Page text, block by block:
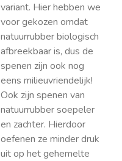
variant. Hier hebben we
voor gekozen omdat
natuurrubber biologisch
afbreekbaar is, dus de
spenen zijn ook nog
eens milieuvriendelijk!
Ook zijn spenen van
natuurrubber soepeler
en zachter. Hierdoor
oefenen ze minder druk
uit op het gehemelte